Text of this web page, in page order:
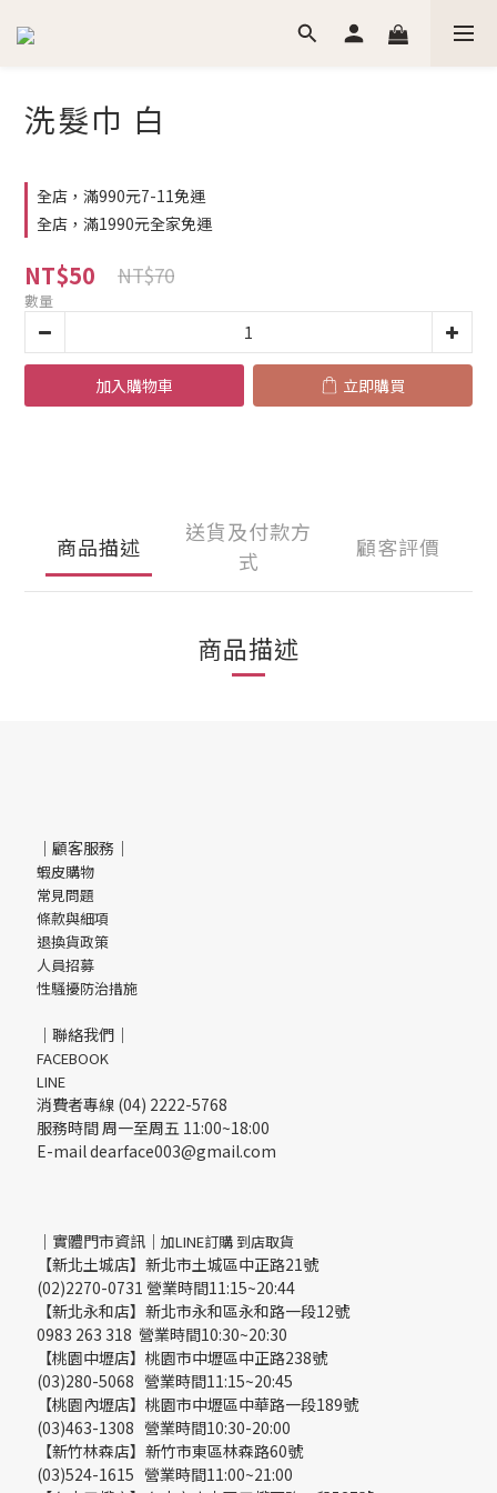
洗髮巾 白
全店，滿990元7-11免運
全店，滿1990元全家免運
NT$50 NT$70
數量
加入購物車 立即購買
商品描述
送貨及付款方
式
顧客評價
商品描述
｜顧客服務｜
蝦皮購物
常見問題
條款與細項
退換貨政策
人員招募
性騷擾防治措施
｜聯絡我們｜
FACEBOOK
LINE
消費者專線 (04) 2222-5768
服務時間 周一至周五 11:00~18:00
E-mail dearface003@gmail.com
｜實體門市資訊｜ 加LINE訂購 到店取貨
【新北土城店】新北市土城區中正路21號
(02)2270-0731 營業時間11:15~20:44
【新北永和店】新北市永和區永和路一段12號
0983 263 318 營業時間10:30~20:30
【桃園中壢店】桃園市中壢區中正路238號
(03)280-5068 營業時間11:15~20:45
【桃園內壢店】桃園市中壢區中華路一段189號
(03)463-1308 營業時間10:30-20:00
【新竹林森店】新竹市東區林森路60號
(03)524-1615 營業時間11:00~21:00